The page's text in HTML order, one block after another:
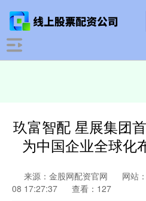
玖富智配 星展集团
为中国企业全球化
来源：金股网配资官网 网站
08 17:27:37
查看：127